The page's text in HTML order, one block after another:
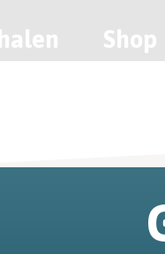
Shop